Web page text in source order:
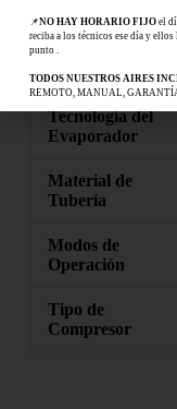
Ahorro de
Energía
Tecnología del
Evaporador
Material de
Tubería
Modos de
Operación
Tipo de
Compresor
📌NO HAY HORARIO FIJOel
reciba a los técnicos ese día y
punto .
TODOS NUESTROS AIRES
REMOTO, MANUAL,